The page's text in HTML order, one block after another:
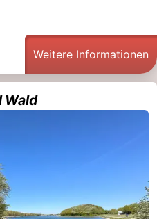
Weitere Informationen
Wald